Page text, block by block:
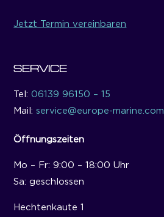
Jetzt Termin vereinbaren
SERVICE
Tel:06139 96150 – 15
Mail:service@europe-marine.com
Öffnungszeiten
Mo – Fr: 9:00 – 18:00 Uhr
Sa: geschlossen
Hechtenkaute 1